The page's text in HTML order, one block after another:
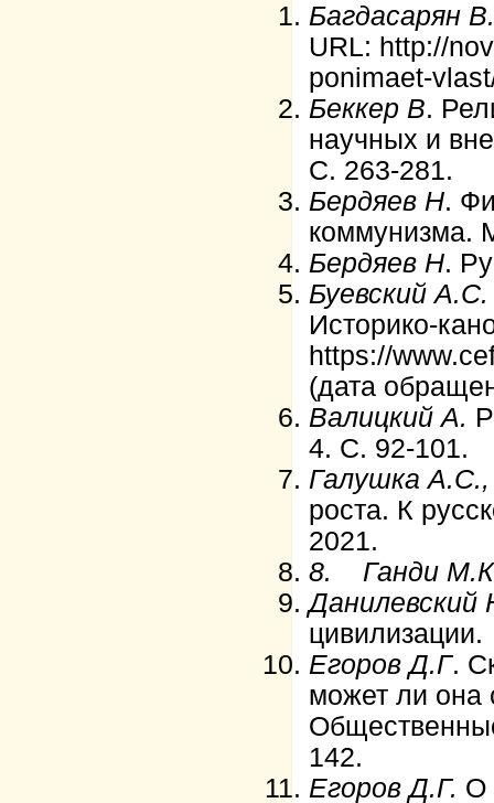
Багдасарян В.
URL: http://
ponimaet-
Беккер В.
научных и
С. 263-281.
Бердяев Н.
коммунизма.
Бердяев Н.
Буевский А.С.
Историко-
https://
(дата
Валицкий А.
4. С. 92-101.
Галушка
роста. К
2021.
8. Ганди
Данилевский
цивилизации.
Егоров Д.Г.
может ли она
142.
Егоров Д.Г. О